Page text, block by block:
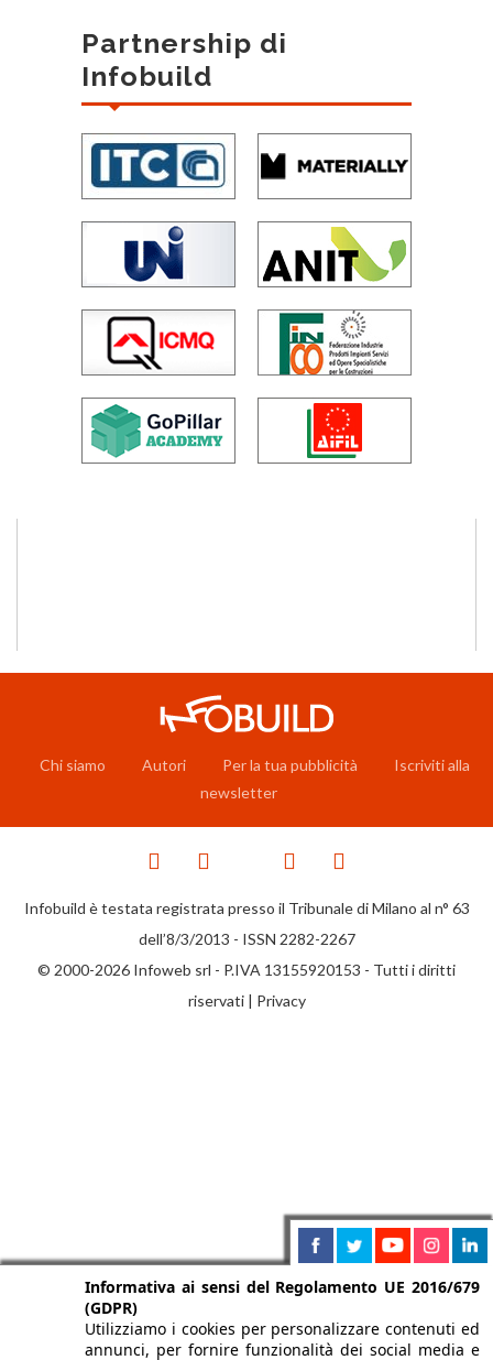
Partnership di
Infobuild
Chi siamo Autori Per la tua pubblicità
Iscriviti alla
newsletter
Infobuild è testata registrata presso il Tribunale di Milano al n° 63
dell’8/3/2013 - ISSN 2282-2267
© 2000-2026 Infoweb srl - P.IVA 13155920153 - Tutti i diritti
riservati | Privacy
Informativa ai sensi del Regolamento UE 2016/679
(GDPR)
Utilizziamo i cookies per personalizzare contenuti ed
annunci, per fornire funzionalità dei social media e